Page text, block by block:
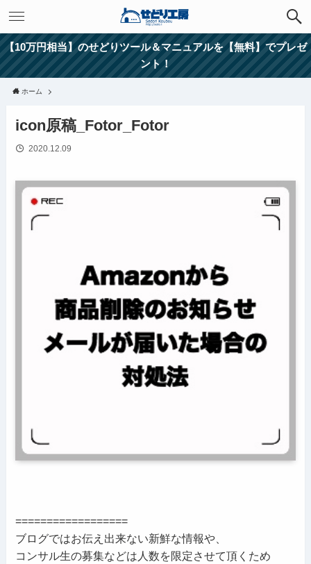
【10万円相当】のせどりツール＆マニュアルを【無料】でプレゼ
ント！
ホーム
icon原稿_Fotor_Fotor
2020.12.09
==================
ブログではお伝え出来ない新鮮な情報や、
コンサル生の募集などは人数を限定させて頂くため